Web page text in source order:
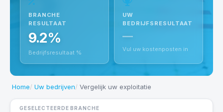
BRANCHE
RESULTAAT
9.2%
Bedrijfsresultaat %
UW
BEDRIJFSRESULTAAT
—
Vul uw kostenposten in
Home Uw bedrijven Vergelijk uw exploitatie
GESELECTEERDE BRANCHE